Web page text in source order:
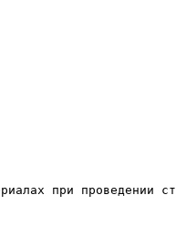
при проведении